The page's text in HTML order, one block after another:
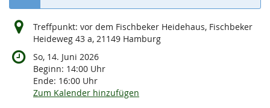
Treffpunkt: vor dem Fischbeker Heidehaus, Fischbeker
Heideweg 43 a, 21149 Hamburg
So, 14. Juni 2026
Beginn: 14:00 Uhr
Ende: 16:00 Uhr
Zum Kalender hinzufügen